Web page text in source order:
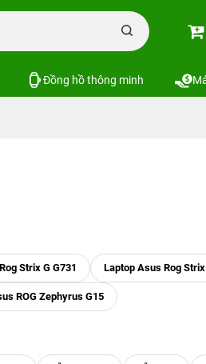
Đồng hồ thông minh
Strix G G731 Laptop Asus Rog
ROG Zephyrus G15